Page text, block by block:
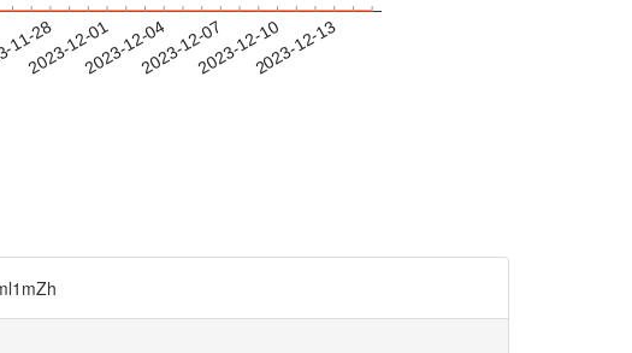
28
2023-12-012023-12-042023-12-072023-12-102023-12-13